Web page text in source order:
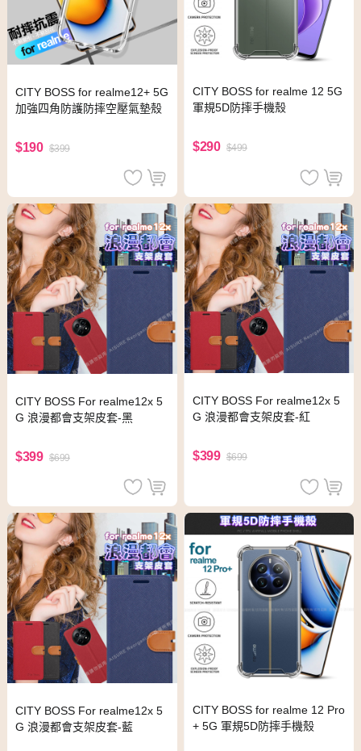
CITY BOSS for realme12+ 5G
加強四角防護防摔空壓氣墊殼
$190 $399
CITY BOSS for realme 12 5G
軍規5D防摔手機殼
$290 $499
CITY BOSS For realme12x 5
G 浪漫都會支架皮套-黑
$399 $699
CITY BOSS For realme12x 5
G 浪漫都會支架皮套-紅
$399 $699
CITY BOSS For realme12x 5
G 浪漫都會支架皮套-藍
CITY BOSS for realme 12 Pro
+ 5G 軍規5D防摔手機殼